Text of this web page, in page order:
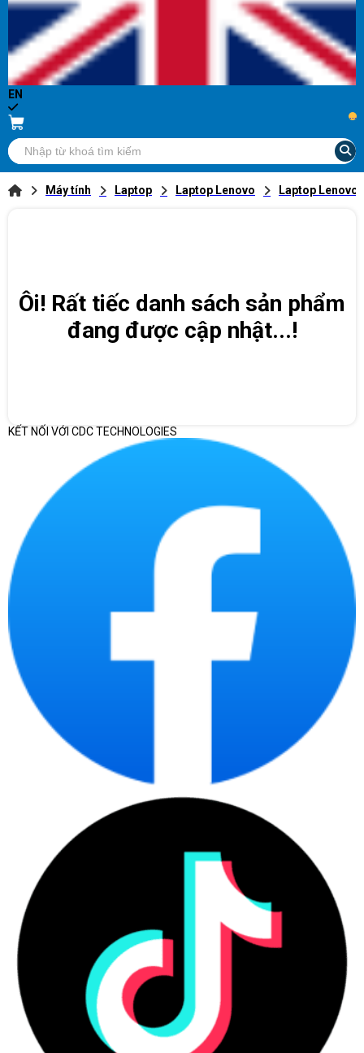
EN
...
Máy tính Laptop Laptop Lenovo Laptop Lenovo
Ôi! Rất tiếc danh sách sản phẩm
đang được cập nhật...!
KẾT NỐI VỚI CDC TECHNOLOGIES